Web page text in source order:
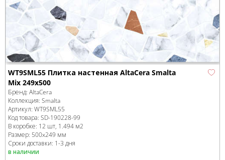
WT9SML55 Плитка настенная AltaCera Smalta
Mix 249x500
Бренд: AltaCera
Коллекция: Smalta
Артикул: WT9SML55
Код товара: SD-190228-99
В коробке: 12 шт, 1.494 м2
Размер: 500x249 мм
Сроки доставки: 1-3 дня
в наличии